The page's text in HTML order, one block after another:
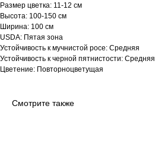
Размер цветка: 11-12 см
Высота: 100-150 см
Ширина: 100 см
USDA: Пятая зона
Устойчивость к мучнистой росе: Средняя
Устойчивость к черной пятнистости: Средняя
Цветение: Повторноцветущая
Смотрите также